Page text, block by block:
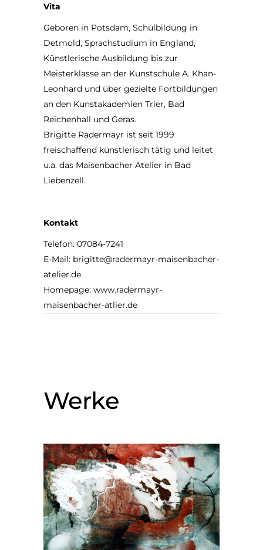
Vita
Geboren in Potsdam, Schulbildung in
Detmold, Sprachstudium in England,
Künstlerische Ausbildung bis zur
Meisterklasse an der Kunstschule A. Khan-
Leonhard und über gezielte Fortbildungen
an den Kunstakademien Trier, Bad
Reichenhall und Geras.
Brigitte Radermayr ist seit 1999
freischaffend künstlerisch tätig und leitet
u.a. das Maisenbacher Atelier in Bad
Liebenzell.
Kontakt
Telefon: 07084-7241
E-Mail: brigitte@radermayr-maisenbacher-
atelier.de
Homepage: www.radermayr-
maisenbacher-atlier.de
Werke